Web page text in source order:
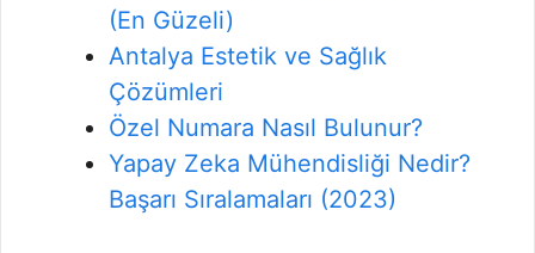
(En Güzeli)
Antalya Estetik ve Sağlık
Çözümleri
Özel Numara Nasıl Bulunur?
Yapay Zeka Mühendisliği Nedir?
Başarı Sıralamaları (2023)